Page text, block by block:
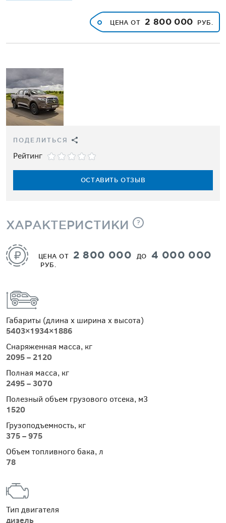
ЦЕНА ОТ 2 800 000 РУБ.
ПОДЕЛИТЬСЯ
Рейтинг
ОСТАВИТЬ ОТЗЫВ
ХАРАКТЕРИСТИКИ ?
ЦЕНА ОТ 2 800 000 ДО 4 000 000
РУБ.
Габариты (длина х ширина х высота)
5403×1934×1886
Снаряженная масса, кг
2095 – 2120
Полная масса, кг
2495 – 3070
Полезный объем грузового отсека, м3
1520
Грузоподъемность, кг
375 – 975
Объем топливного бака, л
78
Тип двигателя
дизель